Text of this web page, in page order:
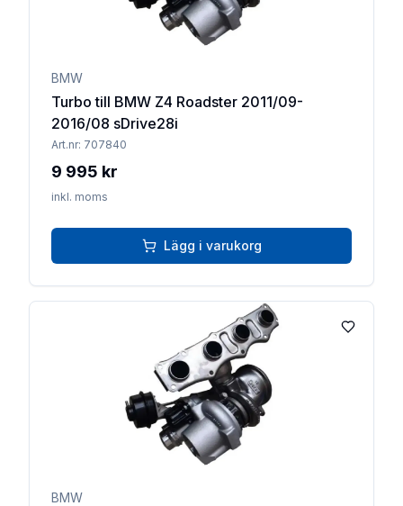
BMW
Turbo till BMW Z4 Roadster 2011/09-
2016/08 sDrive28i
Art.nr: 707840
9 995 kr
inkl. moms
Lägg i varukorg
Lägg till
BMW